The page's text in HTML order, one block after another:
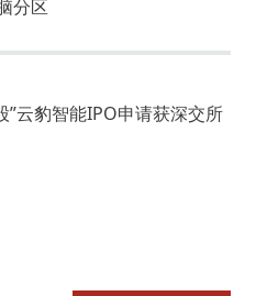
分区
云豹智能IPO申请获深交所